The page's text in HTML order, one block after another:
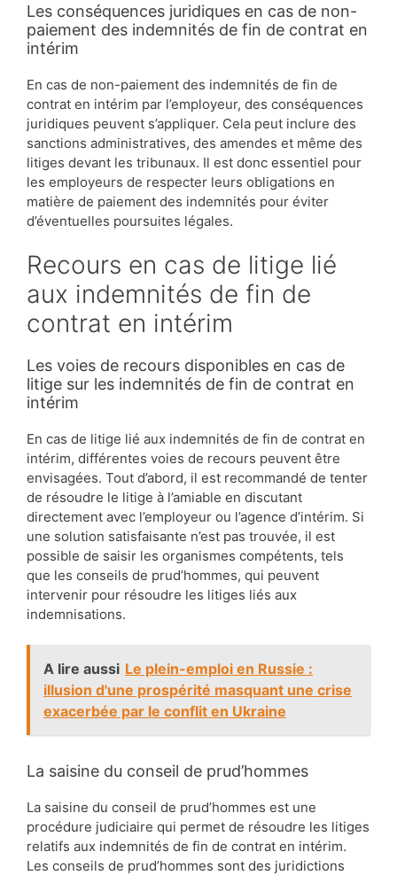
Les conséquences juridiques en cas de non-
paiement des indemnités de fin de contrat en
intérim
En cas de non-paiement des indemnités de fin de
contrat en intérim par l’employeur, des conséquences
juridiques peuvent s’appliquer. Cela peut inclure des
sanctions administratives, des amendes et même des
litiges devant les tribunaux. Il est donc essentiel pour
les employeurs de respecter leurs obligations en
matière de paiement des indemnités pour éviter
d’éventuelles poursuites légales.
Recours en cas de litige lié
aux indemnités de fin de
contrat en intérim
Les voies de recours disponibles en cas de
litige sur les indemnités de fin de contrat en
intérim
En cas de litige lié aux indemnités de fin de contrat en
intérim, différentes voies de recours peuvent être
envisagées. Tout d’abord, il est recommandé de tenter
de résoudre le litige à l’amiable en discutant
directement avec l’employeur ou l’agence d’intérim. Si
une solution satisfaisante n’est pas trouvée, il est
possible de saisir les organismes compétents, tels
que les conseils de prud’hommes, qui peuvent
intervenir pour résoudre les litiges liés aux
indemnisations.
A lire aussi Le plein-emploi en Russie :
illusion d'une prospérité masquant une crise
exacerbée par le conflit en Ukraine
La saisine du conseil de prud’hommes
La saisine du conseil de prud’hommes est une
procédure judiciaire qui permet de résoudre les litiges
relatifs aux indemnités de fin de contrat en intérim.
Les conseils de prud’hommes sont des juridictions